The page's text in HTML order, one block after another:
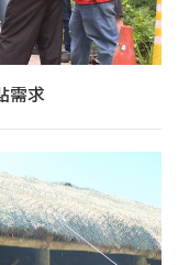
需求